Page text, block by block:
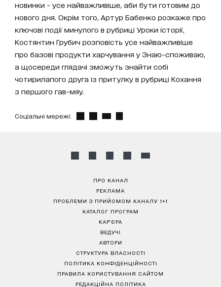
новинки - усе найважливіше, аби бути готовим до
нового дня. Окрім того, Артур Бабенко розкаже про
ключові події минулого в рубриці Уроки історії,
Костянтин Грубич розповість усе найважливіше
про базові продукти харчування у Знаю-споживаю,
а щосереди глядачі зможуть знайти собі
чотирилапого друга із притулку в рубриці Кохання
з першого гав-мяу.
Соціальні мережі:
ПРО КАНАЛ
РЕКЛАМА
ПРОБЛЕМИ З ПРИЙОМОМ КАНАЛУ 1+1
КАТАЛОГ ПРОГРАМ
КАР’ЄРА
ВЕДУЧІ
АВТОРИ
СТРУКТУРА ВЛАСНОСТІ
ПОЛІТИКА КОНФІДЕНЦІЙНОСТІ
ПРАВИЛА КОРИСТУВАННЯ САЙТОМ
РЕДАКЦІЙНА ПОЛІТИКА